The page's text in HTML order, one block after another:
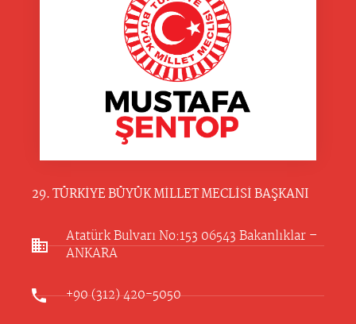
29. TÜRKİYE BÜYÜK MİLLET MECLİSİ BAŞKANI
Atatürk Bulvarı No:153 06543 Bakanlıklar –
ANKARA​
+90 (312) 420-5050